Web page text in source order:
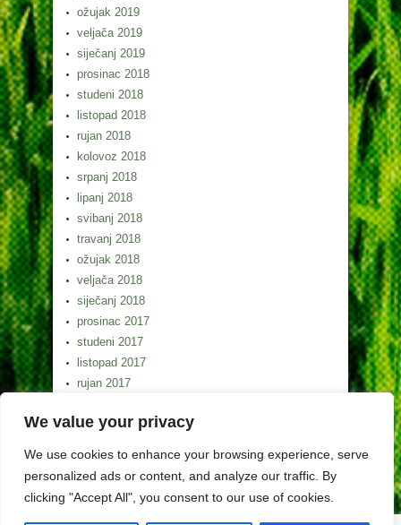
We value your privacy
We use cookies to enhance your browsing experience, serve
personalized ads or content, and analyze our traffic. By
clicking "Accept All", you consent to our use of cookies.
ožujak 2019
veljača 2019
siječanj 2019
prosinac 2018
studeni 2018
listopad 2018
rujan 2018
kolovoz 2018
srpanj 2018
lipanj 2018
svibanj 2018
travanj 2018
ožujak 2018
veljača 2018
siječanj 2018
prosinac 2017
studeni 2017
listopad 2017
rujan 2017
srpanj 2017